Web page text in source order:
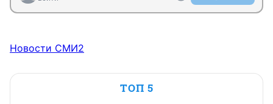
Новости СМИ2
ТОП 5